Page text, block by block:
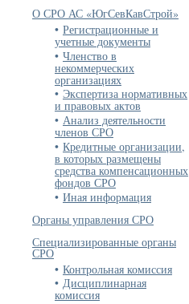
О СРО АС «ЮгСевКавСтрой»
Регистрационные и
учетные документы
Членство в
некоммерческих
организациях
Экспертиза нормативных
и правовых актов
Анализ деятельности
членов СРО
Кредитные организации,
в которых размещены
средства компенсационных
фондов СРО
Иная информация
Органы управления СРО
Специализированные органы
СРО
Контрольная комиссия
Дисциплинарная
комиссия